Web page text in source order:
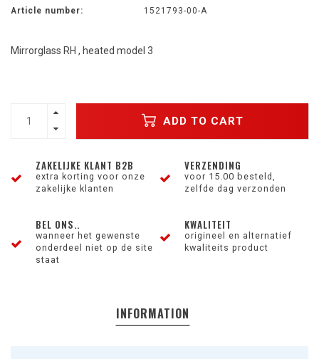
Article number: 1521793-00-A
Mirrorglass RH , heated model 3
ADD TO CART
ZAKELIJKE KLANT B2B
extra korting voor onze
zakelijke klanten
VERZENDING
voor 15.00 besteld,
zelfde dag verzonden
BEL ONS..
wanneer het gewenste
onderdeel niet op de site
staat
KWALITEIT
origineel en alternatief
kwaliteits product
INFORMATION